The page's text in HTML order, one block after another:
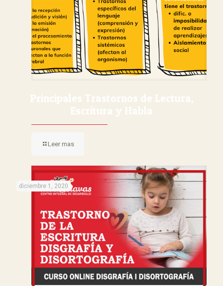
Principales Trastornos de Lectura,
Escritura y Habla
Leer mas
diciembre 1, 2020